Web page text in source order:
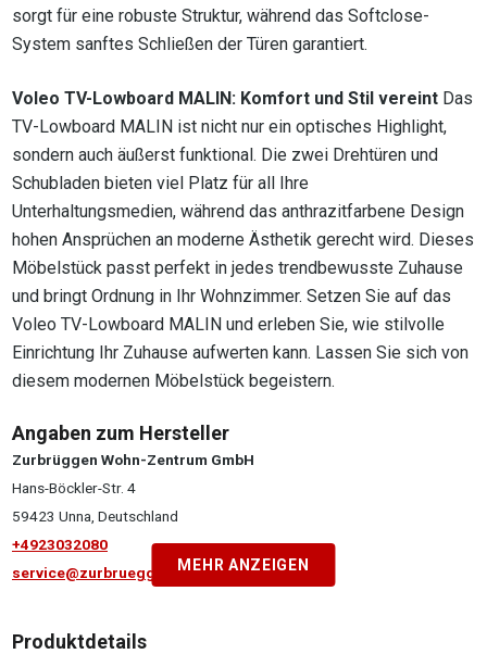
sorgt für eine robuste Struktur, während das Softclose-
System sanftes Schließen der Türen garantiert.
Voleo TV-Lowboard MALIN: Komfort und Stil vereint Das
TV-Lowboard MALIN ist nicht nur ein optisches Highlight,
sondern auch äußerst funktional. Die zwei Drehtüren und
Schubladen bieten viel Platz für all Ihre
Unterhaltungsmedien, während das anthrazitfarbene Design
hohen Ansprüchen an moderne Ästhetik gerecht wird. Dieses
Möbelstück passt perfekt in jedes trendbewusste Zuhause
und bringt Ordnung in Ihr Wohnzimmer. Setzen Sie auf das
Voleo TV-Lowboard MALIN und erleben Sie, wie stilvolle
Einrichtung Ihr Zuhause aufwerten kann. Lassen Sie sich von
diesem modernen Möbelstück begeistern.
Angaben zum Hersteller
Zurbrüggen Wohn-Zentrum GmbH
Hans-Böckler-Str. 4
59423 Unna, Deutschland
+4923032080
service@zurbrueggen.deMEHR ANZEIGEN
Produktdetails